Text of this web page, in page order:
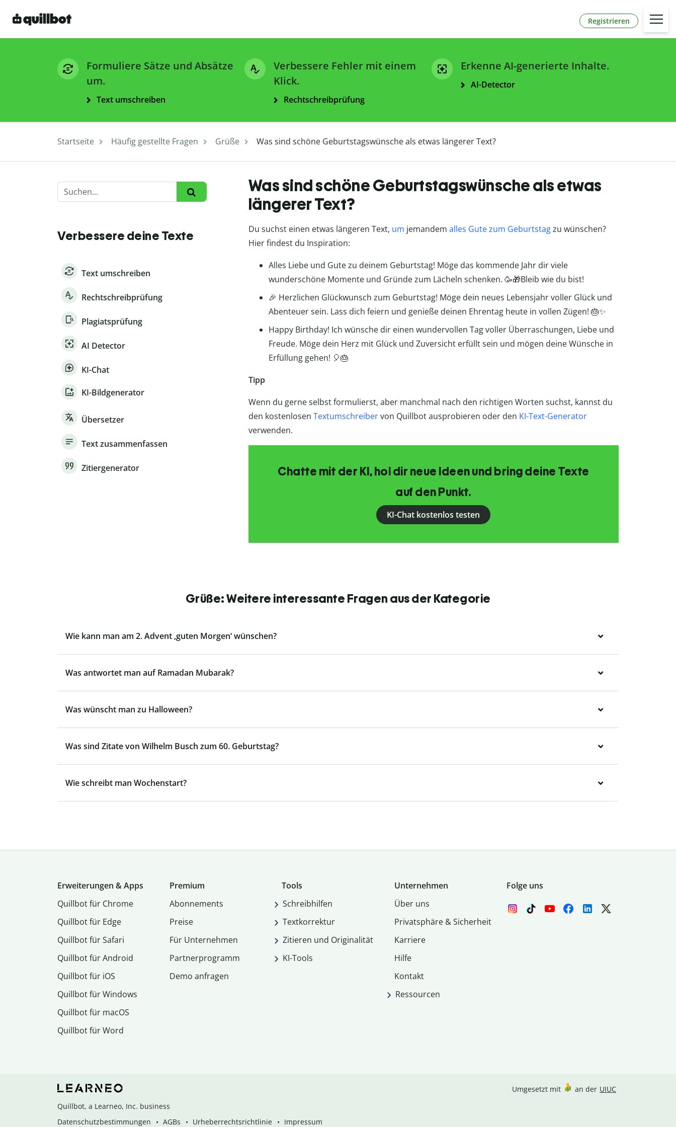
Registrieren
Formuliere Sätze und Absätze
um.
Text umschreiben
Verbessere Fehler mit einem
Klick.
Rechtschreibprüfung
Erkenne AI-generierte Inhalte.
AI-Detector
Startseite Häufig gestellte Fragen Grüße Was sind schöne Geburtstagswünsche als etwas längerer Text?
Verbessere deine Texte
Text umschreiben
Rechtschreibprüfung
Plagiatsprüfung
AI Detector
KI-Chat
KI-Bildgenerator
Übersetzer
Text zusammenfassen
Zitiergenerator
Was sind schöne Geburtstagswünsche als etwas
längerer Text?
Du suchst einen etwas längeren Text, um jemandem alles Gute zum Geburtstagzu wünschen?
Hier findest du Inspiration:
Alles Liebe und Gute zu deinem Geburtstag! Möge das kommende Jahr dir viele
wunderschöne Momente und Gründe zum Lächeln schenken. 🥳🎁Bleib wie du bist!
🎉 Herzlichen Glückwunsch zum Geburtstag! Möge dein neues Lebensjahr voller Glück und
Abenteuer sein. Lass dich feiern und genieße deinen Ehrentag heute in vollen Zügen! 🎂✨
Happy Birthday! Ich wünsche dir einen wundervollen Tag voller Überraschungen, Liebe und
Freude. Möge dein Herz mit Glück und Zuversicht erfüllt sein und mögen deine Wünsche in
Erfüllung gehen! 🎈🎂
Tipp
Wenn du gerne selbst formulierst, aber manchmal nach den richtigen Worten suchst, kannst du
den kostenlosen Textumschreibervon Quillbot ausprobieren oder den KI-Text-Generator
verwenden.
Chatte mit der KI, hol dir neue Ideen und bring deine Texte
auf den Punkt.
KI-Chat kostenlos testen
Grüße: Weitere interessante Fragen aus der Kategorie
Wie kann man am 2. Advent ‚guten Morgen‘ wünschen?
Was antwortet man auf Ramadan Mubarak?
Was wünscht man zu Halloween?
Was sind Zitate von Wilhelm Busch zum 60. Geburtstag?
Wie schreibt man Wochenstart?
Erweiterungen & Apps
Quillbot für Chrome
Quillbot für Edge
Quillbot für Safari
Quillbot für Android
Quillbot für iOS
Quillbot für Windows
Quillbot für macOS
Quillbot für Word
Premium
Abon­ne­ments
Preise
Für Unternehmen
Partnerprogramm
Demo anfragen
Tools
Schreibhilfen
Textkorrektur
Zitieren und Originalität
KI-Tools
Unternehmen
Über uns
Privatsphäre & Sicherheit
Karriere
Hilfe
Kontakt
Ressourcen
Folge uns
Quillbot, a Learneo, Inc. business
Datenschutzbestimmungen
AGBs Urheberrechtsrichtlinie Impressum
Umgesetzt mit an der UIUC